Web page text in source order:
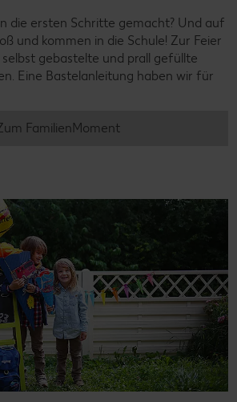
die ersten Schritte gemacht? Und auf
und kommen in die Schule! Zur Feier
gebastelte und prall gefüllte
Eine Bastelanleitung haben wir für
FamilienMoment